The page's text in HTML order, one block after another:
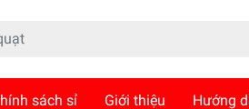
sách sỉ Giới thiệu Hướng